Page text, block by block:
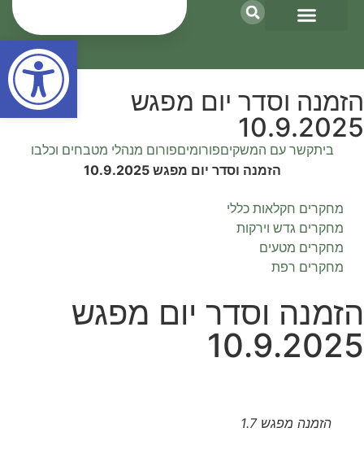
הזמנה וסדר יום מפגש
10.9.2025
ביתקשר עם המשקיםפורומיםפורום מנהלי מטבחים וכלבו
הזמנה וסדר יום מפגש 10.9.2025
מחקרים חקלאות כללי
מחקרים גדש וירקות
מחקרים מטעים
מחקרים רפת
הזמנה וסדר יום מפגש
10.9.2025
הזמנה מפגש 1.7
פתח סרגל נגישות